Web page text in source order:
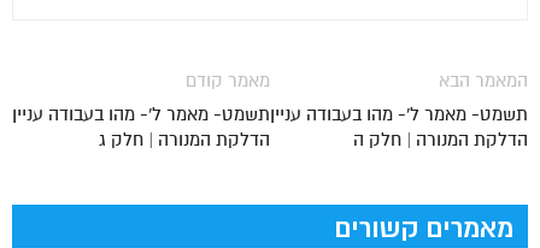
מאמר קודם
תשמט- מאמר ל'- מהו בעבודה עניין
הדלקת המנורה | חלק ג
המאמר הבא
תשמט- מאמר ל'- מהו בעבודה עניין
הדלקת המנורה | חלק ה
מאמרים קשורים